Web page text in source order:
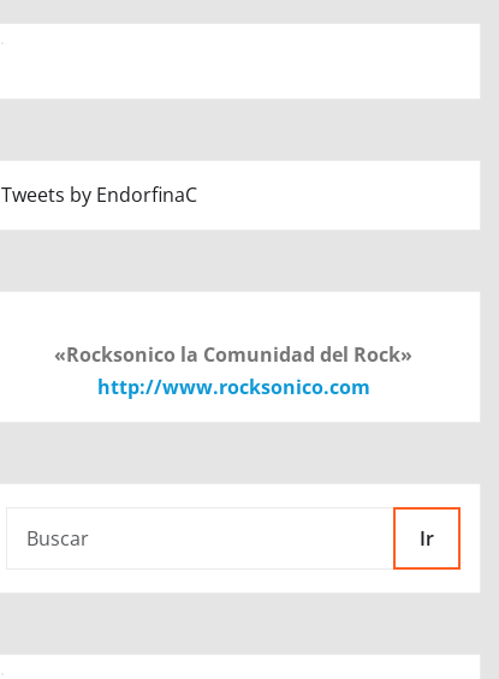
Tweets by EndorfinaC
«Rocksonico la Comunidad del Rock»
http://www.rocksonico.com
Ir